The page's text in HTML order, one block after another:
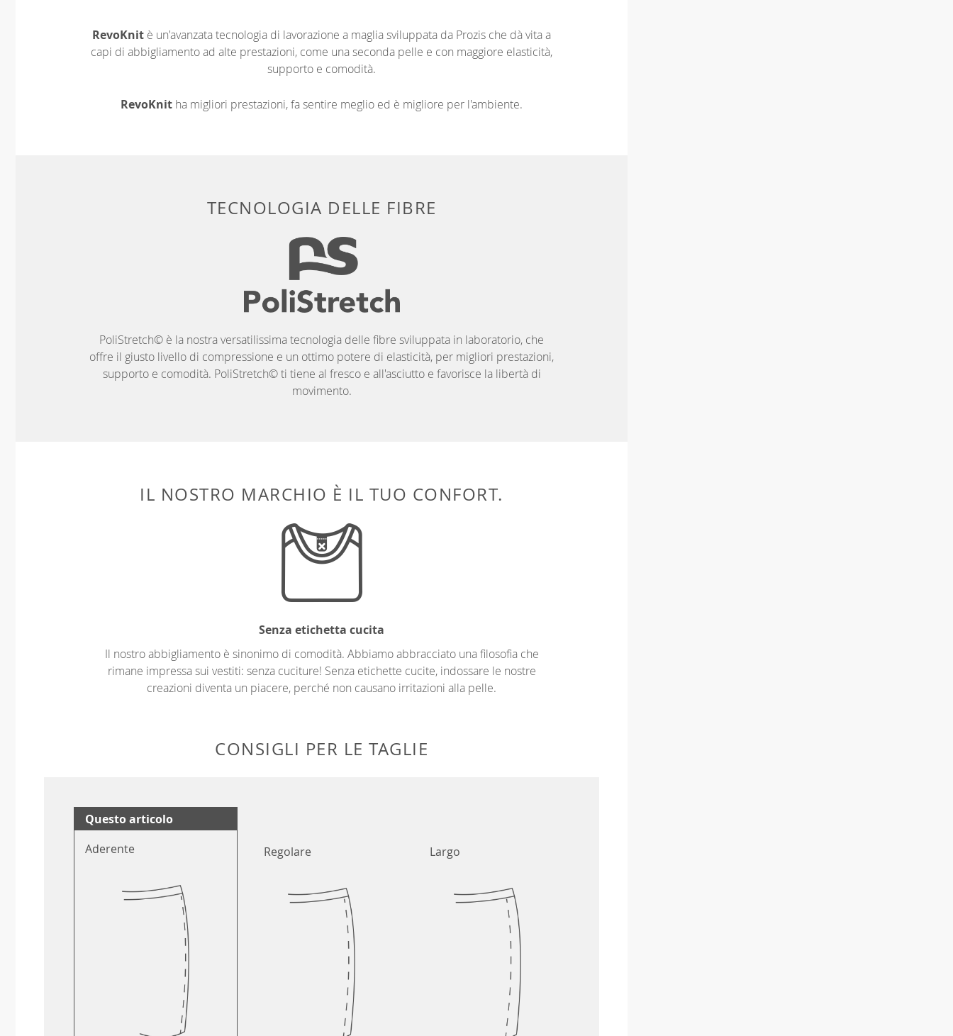
RevoKnit è un'avanzata tecnologia di lavorazione a maglia sviluppata da Prozis che dà vita a
capi di abbigliamento ad alte prestazioni, come una seconda pelle e con maggiore elasticità,
supporto e comodità.
RevoKnit ha migliori prestazioni, fa sentire meglio ed è migliore per l'ambiente.
TECNOLOGIA DELLE FIBRE
PoliStretch© è la nostra versatilissima tecnologia delle fibre sviluppata in laboratorio, che
offre il giusto livello di compressione e un ottimo potere di elasticità, per migliori prestazioni,
supporto e comodità. PoliStretch© ti tiene al fresco e all'asciutto e favorisce la libertà di
movimento.
IL NOSTRO MARCHIO È IL TUO CONFORT.
Senza etichetta cucita
Il nostro abbigliamento è sinonimo di comodità. Abbiamo abbracciato una filosofia che
rimane impressa sui vestiti: senza cuciture! Senza etichette cucite, indossare le nostre
creazioni diventa un piacere, perché non causano irritazioni alla pelle.
CONSIGLI PER LE TAGLIE
Questo articolo
Aderente
Regolare Largo